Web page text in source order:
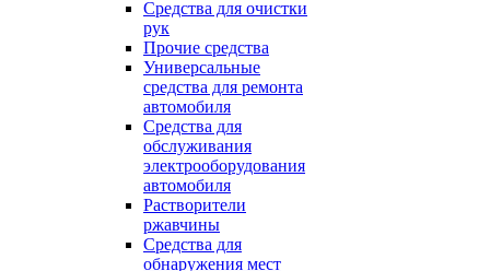
Средства для очистки
рук
Прочие средства
Универсальные
средства для ремонта
автомобиля
Средства для
обслуживания
электрооборудования
автомобиля
Растворители
ржавчины
Средства для
обнаружения мест